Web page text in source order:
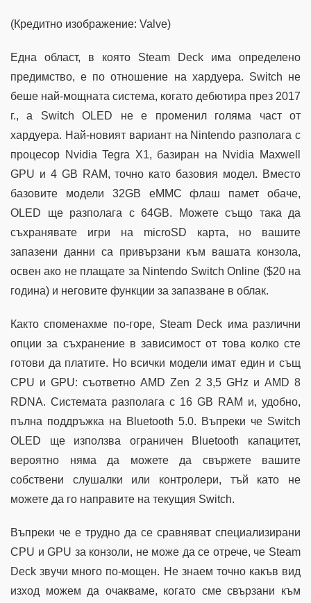
(Кредитно изображение: Valve)
Една област, в която Steam Deck има определено
предимство, е по отношение на хардуера. Switch не
беше най-мощната система, когато дебютира през 2017
г., а Switch OLED не е променил голяма част от
хардуера. Най-новият вариант на Nintendo разполага с
процесор Nvidia Tegra X1, базиран на Nvidia Maxwell
GPU и 4 GB RAM, точно като базовия модел. Вместо
базовите модели 32GB eMMC флаш памет обаче,
OLED ще разполага с 64GB. Можете също така да
съхранявате игри на microSD карта, но вашите
запазени данни са привързани към вашата конзола,
освен ако не плащате за Nintendo Switch Online ($20 на
година) и неговите функции за запазване в облак.
Както споменахме по-горе, Steam Deck има различни
опции за съхранение в зависимост от това колко сте
готови да платите. Но всички модели имат един и същ
CPU и GPU: съответно AMD Zen 2 3,5 GHz и AMD 8
RDNA. Системата разполага с 16 GB RAM и, удобно,
пълна поддръжка на Bluetooth 5.0. Въпреки че Switch
OLED ще използва ограничен Bluetooth капацитет,
вероятно няма да можете да свържете вашите
собствени слушалки или контролери, тъй като не
можете да го направите на текущия Switch.
Въпреки че е трудно да се сравняват специализирани
CPU и GPU за конзоли, не може да се отрече, че Steam
Deck звучи много по-мощен. Не знаем точно какъв вид
изход можем да очакваме, когато сме свързани към